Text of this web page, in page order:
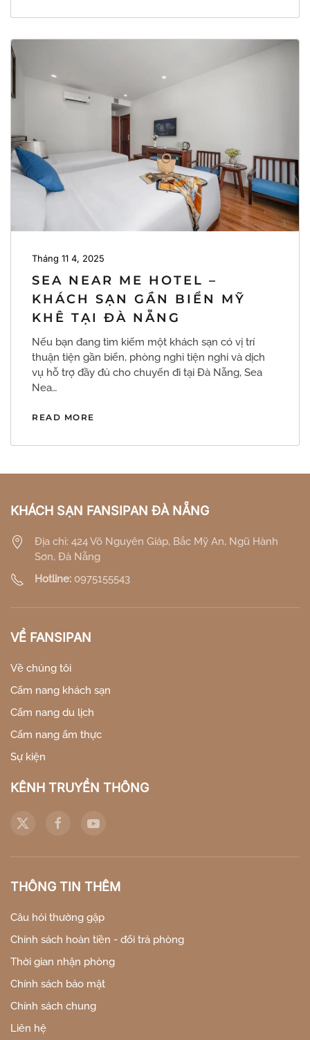
Tháng 11 4, 2025
SEA NEAR ME HOTEL –
KHÁCH SẠN GẦN BIỂN MỸ
KHÊ TẠI ĐÀ NẴNG
Nếu bạn đang tìm kiếm một khách sạn có vị trí
thuận tiện gần biển, phòng nghỉ tiện nghi và dịch
vụ hỗ trợ đầy đủ cho chuyến đi tại Đà Nẵng, Sea
Nea…
READ MORE
KHÁCH SẠN FANSIPAN ĐÀ NẴNG
Địa chỉ: 424 Võ Nguyên Giáp, Bắc Mỹ An, Ngũ Hành
Sơn, Đà Nẵng
Hotline: 0975155543
VỀ FANSIPAN
Về chúng tôi
Cẩm nang khách sạn
Cẩm nang du lịch
Cẩm nang ẩm thực
Sự kiện
KÊNH TRUYỀN THÔNG
THÔNG TIN THÊM
Câu hỏi thường gặp
Chính sách hoàn tiền - đổi trả phòng
Thời gian nhận phòng
Chính sách bảo mật
Chính sách chung
Liên hệ